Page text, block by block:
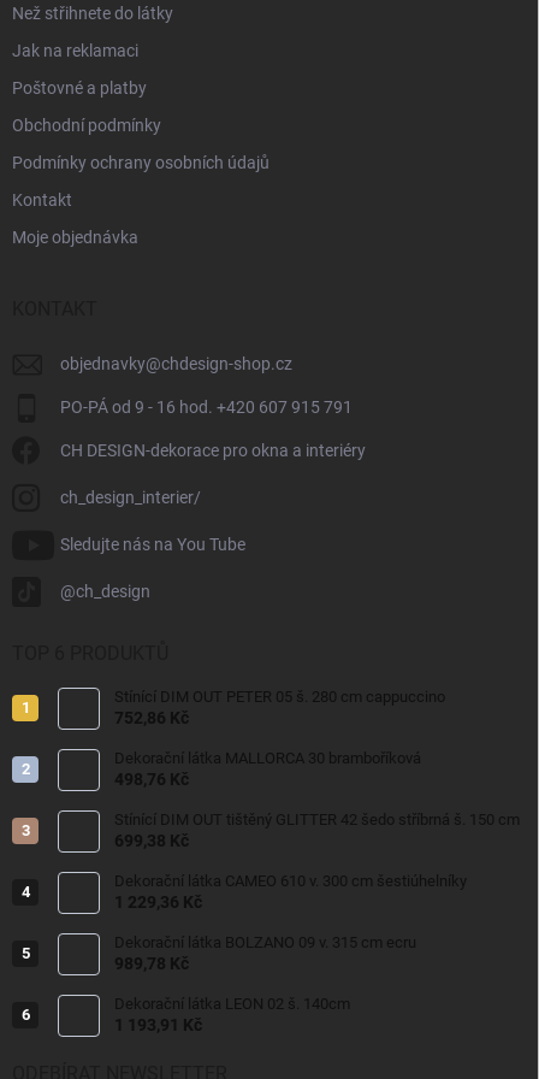
Než střihnete do látky
Jak na reklamaci
Poštovné a platby
Obchodní podmínky
Podmínky ochrany osobních údajů
Kontakt
Moje objednávka
objednavky@chdesign-shop.cz
PO-PÁ od 9 - 16 hod. +420 607 915 791
CH DESIGN-dekorace pro okna a interiéry
ch_design_interier/
Sledujte nás na You Tube
@ch_design
Stínící DIM OUT PETER 05 š. 280 cm cappuccino
752,86 Kč
Dekorační látka MALLORCA 30 bramboříková
498,76 Kč
Stínící DIM OUT tištěný GLITTER 42 šedo stříbrná š. 150 cm
699,38 Kč
Dekorační látka CAMEO 610 v. 300 cm šestiúhelníky
1 229,36 Kč
Dekorační látka BOLZANO 09 v. 315 cm ecru
989,78 Kč
Dekorační látka LEON 02 š. 140cm
1 193,91 Kč